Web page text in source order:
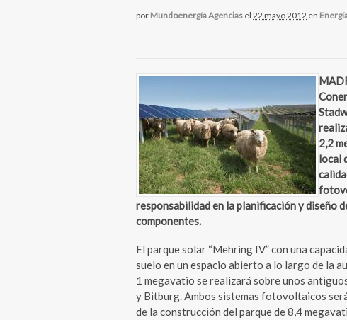
por Mundoenergía Agencias el 22 mayo 2012 en
2,2
local
responsabilidad en la planificación y diseño
componentes.
El parque solar “Mehring IV” con una
suelo en un espacio abierto a lo largo de la
1 megavatio se realizará sobre unos
y Bitburg. Ambos sistemas fotovoltaicos
de la construcción del parque de 8,4